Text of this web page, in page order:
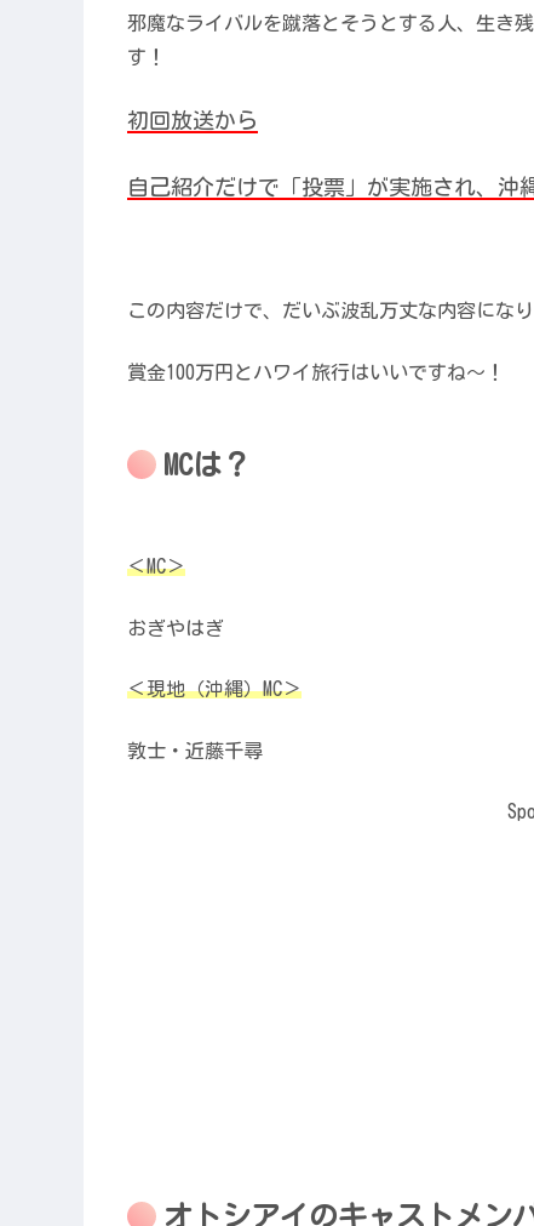
邪魔なライバルを蹴落とそうとする人、生き
す！
初回放送から
自己紹介だけで「投票」が実施され、
この内容だけで、だいぶ波乱万丈な内容にな
賞金100万円とハワイ旅行はいいですね〜！
MCは？
＜MC＞
おぎやはぎ
＜現地（沖縄）MC＞
敦士・近藤千尋
オトシアイのキャストメン